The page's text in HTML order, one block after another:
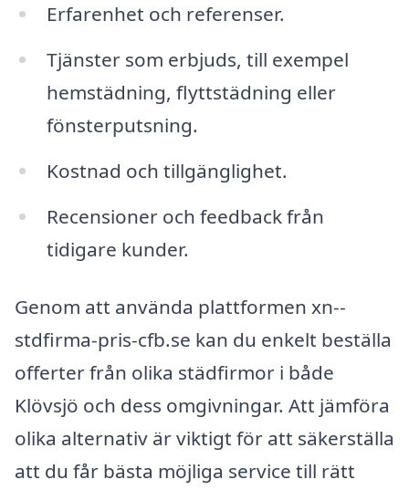
Erfarenhet och referenser.
Tjänster som erbjuds, till exempel
hemstädning, flyttstädning eller
fönsterputsning.
Kostnad och tillgänglighet.
Recensioner och feedback från
tidigare kunder.
Genom att använda plattformen xn--
stdfirma-pris-cfb.se kan du enkelt beställa
offerter från olika städfirmor i både
Klövsjö och dess omgivningar. Att jämföra
olika alternativ är viktigt för att säkerställa
att du får bästa möjliga service till rätt